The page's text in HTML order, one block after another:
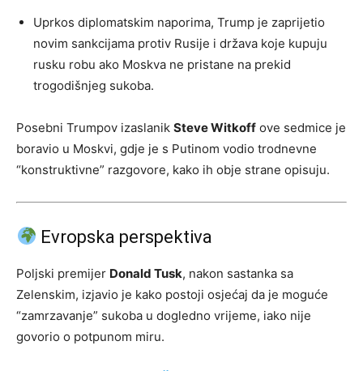
Uprkos diplomatskim naporima, Trump je zaprijetio
novim sankcijama protiv Rusije i država koje kupuju
rusku robu ako Moskva ne pristane na prekid
trogodišnjeg sukoba.
Posebni Trumpov izaslanik Steve Witkoff ove sedmice je
boravio u Moskvi, gdje je s Putinom vodio trodnevne
“konstruktivne” razgovore, kako ih obje strane opisuju.
Evropska perspektiva
Poljski premijer Donald Tusk, nakon sastanka sa
Zelenskim, izjavio je kako postoji osjećaj da je moguće
“zamrzavanje” sukoba u dogledno vrijeme, iako nije
govorio o potpunom miru.